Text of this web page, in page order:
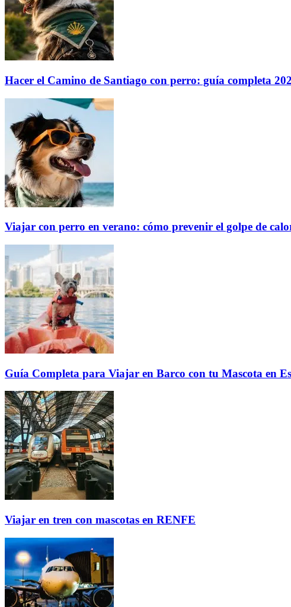
Hacer el Camino de Santiago con perro: guía completa
Viajar con perro en verano: cómo prevenir el golpe de
Guía Completa para Viajar en Barco con tu Mascota en
Viajar en tren con mascotas en RENFE